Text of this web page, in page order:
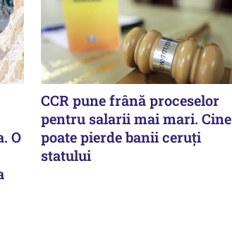
O
CCR pune frână proceselor
pentru salarii mai mari. Cine
poate pierde banii ceruți
statului